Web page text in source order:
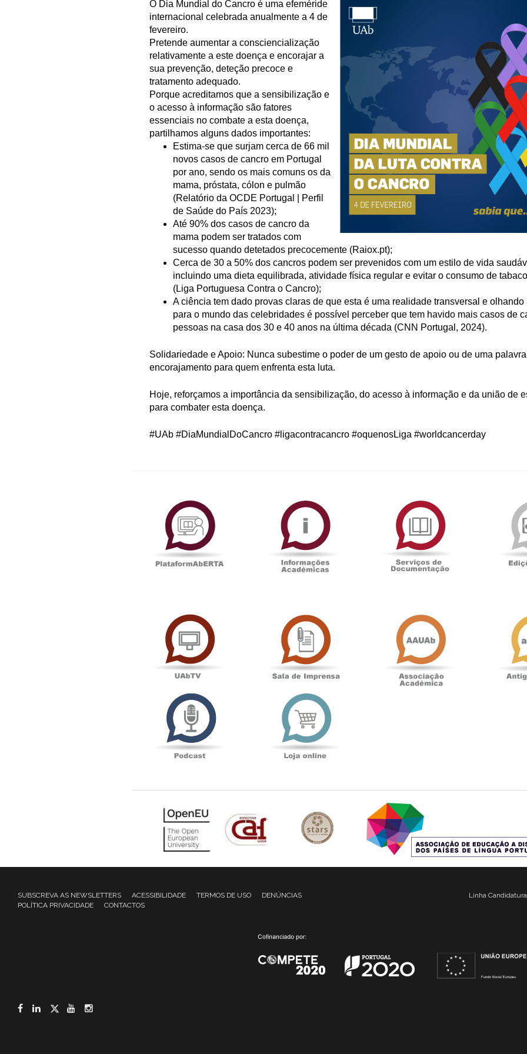
O Dia Mundial do Cancro é uma efeméride
internacional celebrada anualmente a 4 de
fevereiro.
Pretende aumentar a consciencialização
relativamente a este doença e encorajar a
sua prevenção, deteção precoce e
tratamento adequado.
Porque acreditamos que a sensibilização e
o acesso à informação são fatores
essenciais no combate a esta doença,
partilhamos alguns dados importantes:
Estima-se que surjam cerca de 66 mil
novos casos de cancro em Portugal
por ano, sendo os mais comuns os da
mama, próstata, cólon e pulmão
(Relatório da OCDE Portugal | Perfil
de Saúde do País 2023);
Até 90% dos casos de cancro da
mama podem ser tratados com
sucesso quando detetados precocemente (Raiox.pt);
Cerca de 30 a 50% dos cancros podem ser prevenidos com um estilo de vida
incluindo uma dieta equilibrada, atividade física regular e evitar o consumo de
(Liga Portuguesa Contra o Cancro);
A ciência tem dado provas claras de que esta é uma realidade transversal e olhando
para o mundo das celebridades é possível perceber que tem havido mais casos de
pessoas na casa dos 30 e 40 anos na última década (CNN Portugal, 2024).
Solidariedade e Apoio: Nunca subestime o poder de um gesto de apoio ou de uma
encorajamento para quem enfrenta esta luta.
Hoje, reforçamos a importância da sensibilização, do acesso à informação e da união de
para combater esta doença.
#UAb #DiaMundialDoCancro #ligacontracancro #oquenosLiga #worldcancerday
PlataformAberta
Académicas
SUBSCREVA AS NEWSLETTERS ACESSIBILIDADE TERMOS DE USO
DENÚNCIAS
POLÍTICA PRIVACIDADE
CONTACTOS
Linha
Facebook
LinkedIn
Twitter
YouTube